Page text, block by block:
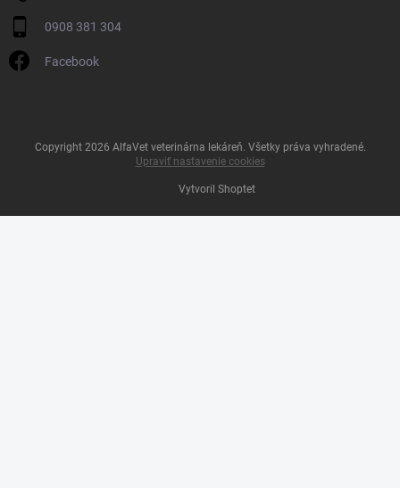
0908 381 304
Facebook
Vytvoril Shoptet
Copyright 2026 AlfaVet veterinárna lekáreň. Všetky práva vyhradené.
Upraviť nastavenie cookies